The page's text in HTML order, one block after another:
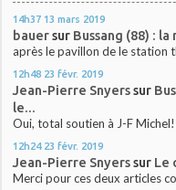
14h37 13 mars 2019
bauersur Bussang (88) :
après le pavillon de le station
12h48 23 févr. 2019
Jean-Pierre Snyerssur
le...
Oui, total soutien à J-F
12h24 23 févr. 2019
Jean-Pierre Snyerssur Le
Merci pour ces deux articles